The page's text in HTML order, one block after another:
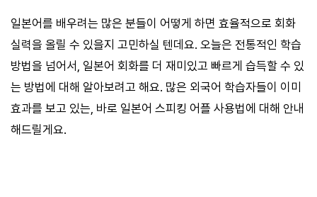
일본어를 배우려는 많은 분들이 어떻게 하면 효율적으로 회화
실력을 올릴 수 있을지 고민하실 텐데요. 오늘은 전통적인 학습
방법을 넘어서, 일본어 회화를 더 재미있고 빠르게 습득할 수 있
는 방법에 대해 알아보려고 해요. 많은 외국어 학습자들이 이미
효과를 보고 있는, 바로 일본어 스피킹 어플 사용법에 대해 안내
해드릴게요.